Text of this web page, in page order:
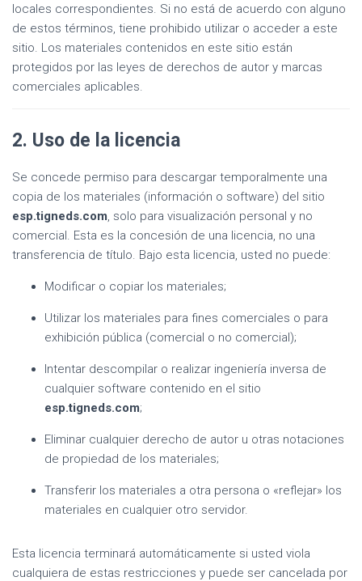
locales correspondientes. Si no está de acuerdo con alguno
de estos términos, tiene prohibido utilizar o acceder a este
sitio. Los materiales contenidos en este sitio están
protegidos por las leyes de derechos de autor y marcas
comerciales aplicables.
2. Uso de la licencia
Se concede permiso para descargar temporalmente una
copia de los materiales (información o software) del sitio
esp.tigneds.com, solo para visualización personal y no
comercial. Esta es la concesión de una licencia, no una
transferencia de título. Bajo esta licencia, usted no puede:
Modificar o copiar los materiales;
Utilizar los materiales para fines comerciales o para
exhibición pública (comercial o no comercial);
Intentar descompilar o realizar ingeniería inversa de
cualquier software contenido en el sitio
esp.tigneds.com;
Eliminar cualquier derecho de autor u otras notaciones
de propiedad de los materiales;
Transferir los materiales a otra persona o «reflejar» los
materiales en cualquier otro servidor.
Esta licencia terminará automáticamente si usted viola
cualquiera de estas restricciones y puede ser cancelada por